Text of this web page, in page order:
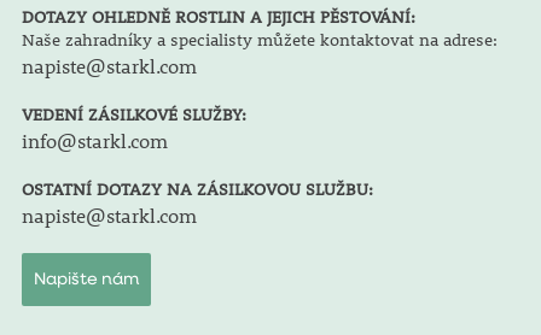
DOTAZY OHLEDNĚ ROSTLIN A JEJICH PĚSTOVÁNÍ:
Naše zahradníky a specialisty můžete kontaktovat na adrese:
napiste@starkl.com
VEDENÍ ZÁSILKOVÉ SLUŽBY:
info@starkl.com
OSTATNÍ DOTAZY NA ZÁSILKOVOU SLUŽBU:
napiste@starkl.com
Napište nám